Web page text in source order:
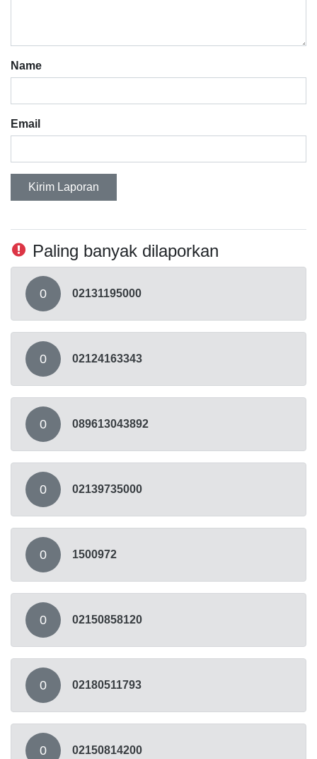
Name
Email
Kirim Laporan
Paling banyak dilaporkan
0 02131195000
0 02124163343
0 089613043892
0 02139735000
0 1500972
0 02150858120
0 02180511793
0 02150814200